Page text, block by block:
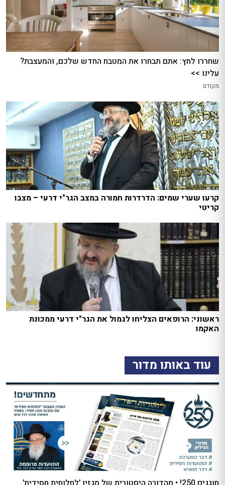
שחררו לחץ: אתם תבחרו את המטבח החדש שלכם, והמעצבת?
עלינו >>
מקודם
קרעו שערי שמים: הדרדרות חמורה במצב הגר"י דרעי – מצבו
קריטי
ראשוני: הרופאים הצליחו לגמול את הגר"י דרעי ממכונת
האקמו
עוד באותו מדור